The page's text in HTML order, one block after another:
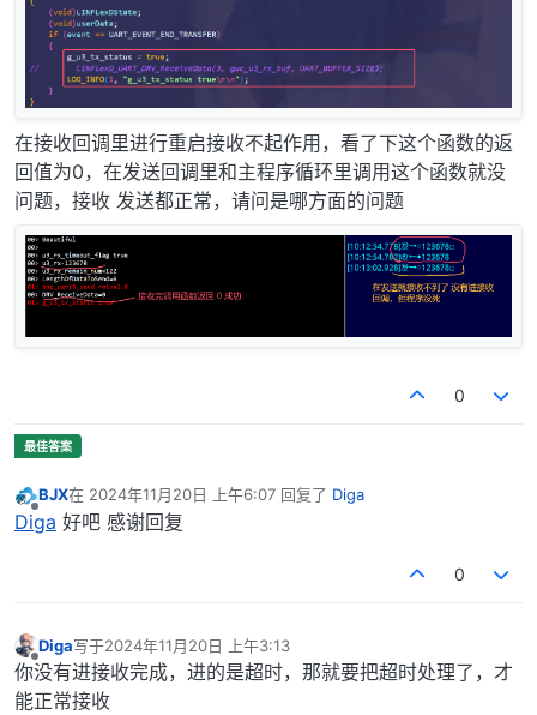
在接收回调里进行重启接收不起作用，看了下这个函数的返
回值为0，在发送回调里和主程序循环里调用这个函数就没
问题，接收 发送都正常，请问是哪方面的问题
0
离线
BJX在 2024年11月20日 上午6:07 回复了 Diga
最后由 编辑
Diga 好吧 感谢回复
0
离线
Diga写于2024年11月20日 上午3:13
最后由 编辑
你没有进接收完成，进的是超时，那就要把超时处理了，才
能正常接收